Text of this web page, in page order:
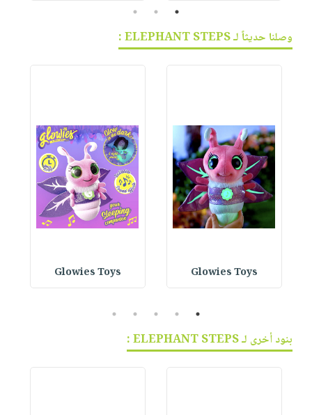
1
2
3
وصلنا حديثاً لـ ELEPHANT STEPS :
Glowies Toys
Glowies Toys
1
2
3
4
5
بنود أخرى لـ ELEPHANT STEPS :